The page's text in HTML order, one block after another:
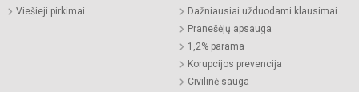
Viešieji pirkimai
Dažniausiai užduodami klausimai
Pranešėjų apsauga
1,2% parama
Korupcijos prevencija
Civilinė sauga